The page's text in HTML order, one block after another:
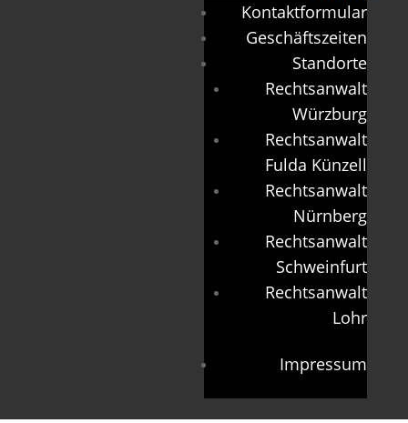
Kontaktformular
Geschäftszeiten
Standorte
Rechtsanwalt
Würzburg
Rechtsanwalt
Fulda Künzell
Rechtsanwalt
Nürnberg
Rechtsanwalt
Schweinfurt
Rechtsanwalt
Lohr
Impressum